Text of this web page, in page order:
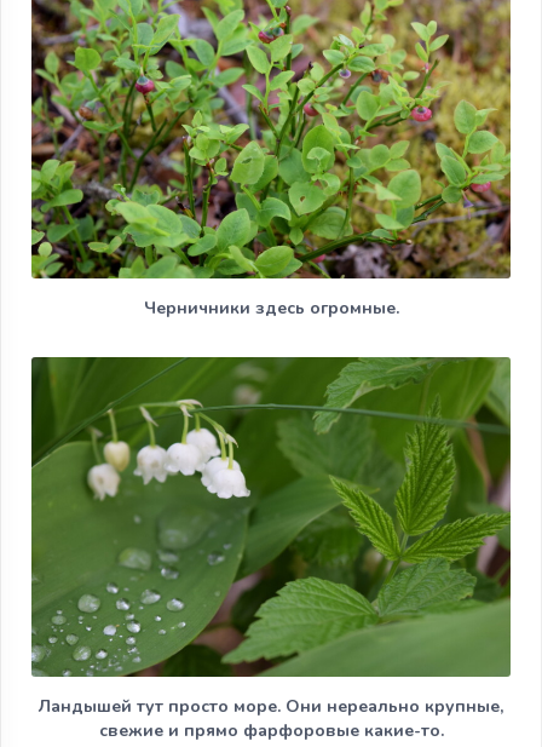
Черничники здесь огромные.
Ландышей тут просто море. Они нереально крупные,
свежие и прямо фарфоровые какие-то.